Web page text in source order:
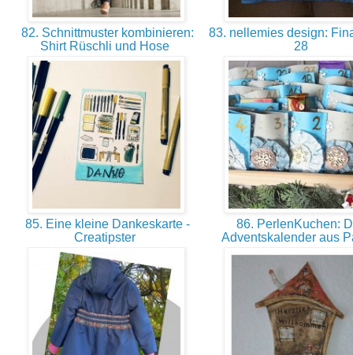
82. Schnittmuster kombinieren:
Shirt Rüschli und Hose
83. nellemies design:
28
85. Eine kleine Dankeskarte -
Creatipster
86. PerlenKuchen:
Adventskalender aus